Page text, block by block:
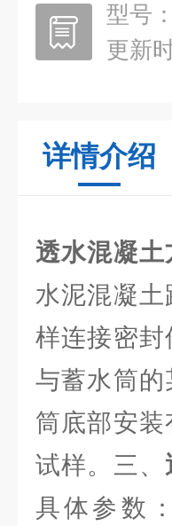
型号：
更新
详情介绍
透水混凝
水泥混凝
样连接密
与蓄水筒
筒底部安
试样。三、
具体参数